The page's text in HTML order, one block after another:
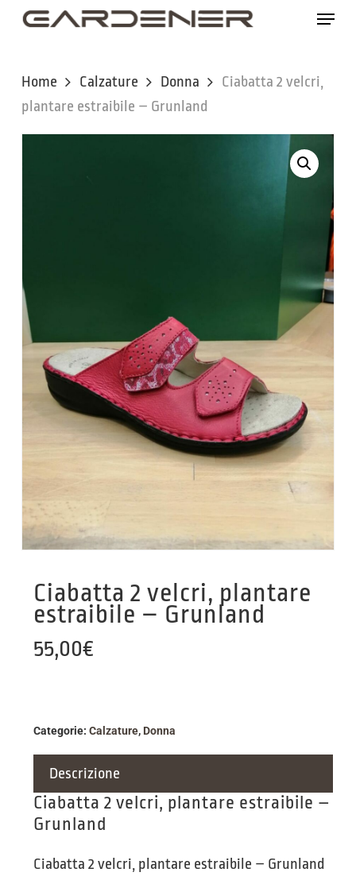
Skip
content
Menu
Home Calzature Donna
Ciabatta 2 velcri,
plantare estraibile – Grunland
Ciabatta 2 velcri, plantare
estraibile – Grunland
55,00€
Categorie: Calzature, Donna
Descrizione
Ciabatta 2 velcri, plantare estraibile –
Grunland
Ciabatta 2 velcri, plantare estraibile – Grunland